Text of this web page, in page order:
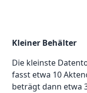
Kleiner Behälter
Die kleinste
fasst etwa 10
beträgt dann etwa